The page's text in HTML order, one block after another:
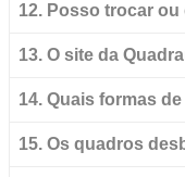
12. Posso trocar
13. O site da
14. Quais formas
15. Os quadros